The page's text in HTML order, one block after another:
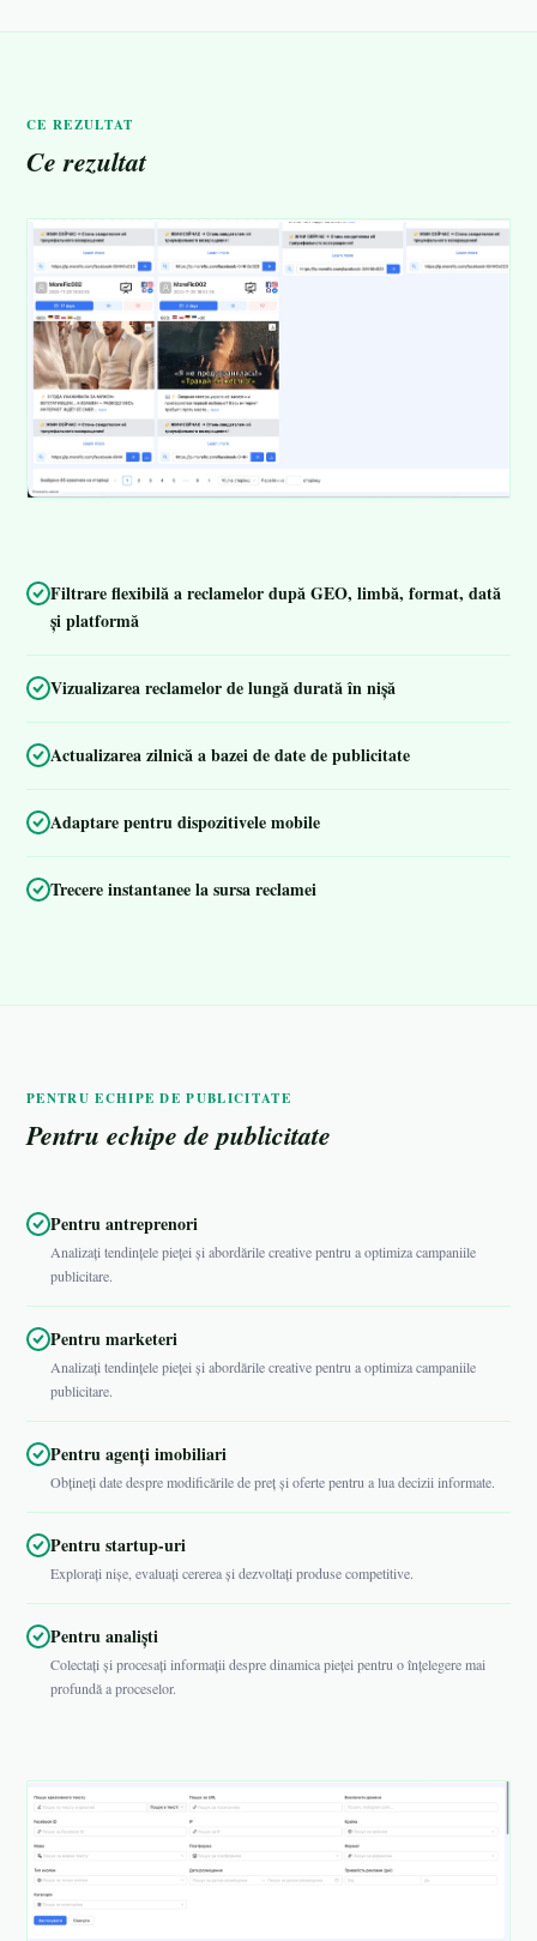
CE REZULTAT
Ce rezultat
Filtrare flexibilă a reclamelor după GEO, limbă, format, dată
și platformă
Vizualizarea reclamelor de lungă durată în nișă
Actualizarea zilnică a bazei de date de publicitate
Adaptare pentru dispozitivele mobile
Trecere instantanee la sursa reclamei
PENTRU ECHIPE DE PUBLICITATE
Pentru echipe de publicitate
Pentru antreprenori
Analizați tendințele pieței și abordările creative pentru a optimiza campaniile
publicitare.
Pentru marketeri
Analizați tendințele pieței și abordările creative pentru a optimiza campaniile
publicitare.
Pentru agenți imobiliari
Obțineți date despre modificările de preț și oferte pentru a lua decizii informate.
Pentru startup-uri
Explorați nișe, evaluați cererea și dezvoltați produse competitive.
Pentru analiști
Colectați și procesați informații despre dinamica pieței pentru o înțelegere mai
profundă a proceselor.